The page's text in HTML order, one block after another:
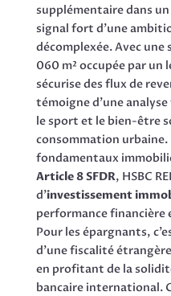
supplémentaire dans
signal fort d’une
décomplexée. Avec une
060 m² occupée par un
sécurise des flux de
témoigne d’une
le sport et le bien-être
consommation urbaine.
fondamentaux
Article 8 SFDR, HSBC
d’investissement
performance
Pour les épargnants,
d’une fiscalité
en profitant de la
bancaire international.